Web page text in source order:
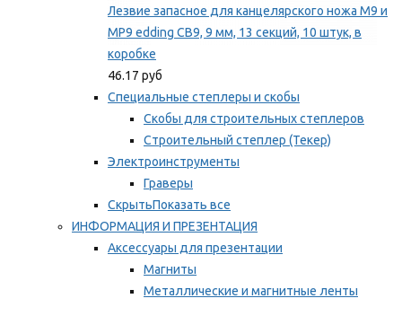
Лезвие запасное для канцелярского ножа M9 и
MP9 edding CB9, 9 мм, 13 секций, 10 штук, в
коробке
46.17 руб
Специальные степлеры и скобы
Скобы для строительных степлеров
Строительный степлер (Текер)
Электроинструменты
Граверы
СкрытьПоказать все
ИНФОРМАЦИЯ И ПРЕЗЕНТАЦИЯ
Аксессуары для презентации
Магниты
Металлические и магнитные ленты